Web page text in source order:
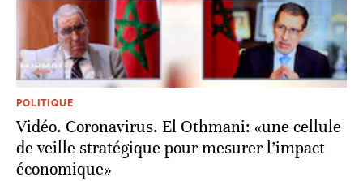
POLITIQUE
Vidéo. Coronavirus. El Othmani: «une cellule
de veille stratégique pour mesurer l’impact
économique»